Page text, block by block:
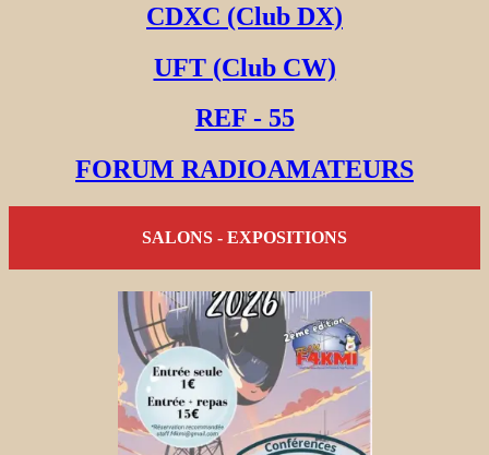
CDXC (Club DX)
UFT (Club CW)
REF - 55
FORUM RADIOAMATEURS
SALONS - EXPOSITIONS